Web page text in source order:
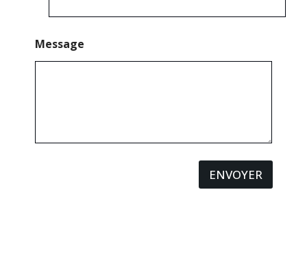
Message
ENVOYER